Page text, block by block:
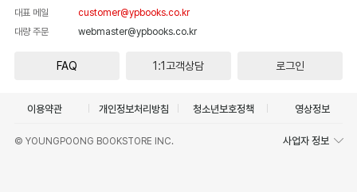
대표 메일
customer@ypbooks.co.kr
대량 주문
webmaster@ypbooks.co.kr
FAQ 1:1고객상담 로그인
이용약관 개인정보처리방침 청소년보호정책 영상정보
© YOUNGPOONG BOOKSTORE INC. 사업자 정보